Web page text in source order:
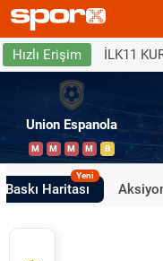
Hızlı Erişim İLK11
Union Espanola
M M M M B
Baskı Haritası
Yeni